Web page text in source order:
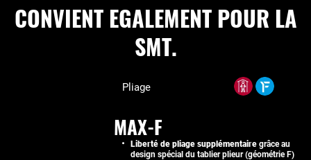
CONVIENT EGALEMENT POUR LA
SMT.
Pliage
MAX-F
Liberté de pliage supplémentaire grâce au
design spécial du tablier plieur (géométrie F)